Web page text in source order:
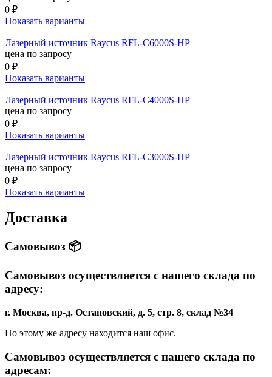
0 ₽
Показать варианты
Лазерный источник Raycus RFL-C6000S-HP
цена по запросу
0 ₽
Показать варианты
Лазерный источник Raycus RFL-C4000S-HP
цена по запросу
0 ₽
Показать варианты
Лазерный источник Raycus RFL-C3000S-HP
цена по запросу
0 ₽
Показать варианты
Доставка
Самовывоз 📦
Самовывоз осуществляется с нашего склада по
адресу:
г. Москва, пр-д. Остаповский, д. 5, стр. 8, склад №34
По этому же адресу находится наш офис.
Самовывоз осуществляется с нашего склада по
адресам: